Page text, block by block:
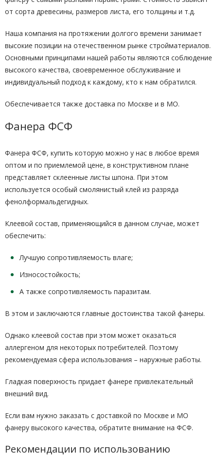
от сорта древесины, размеров листа, его толщины и т.д.
Наша компания на протяжении долгого времени занимает
высокие позиции на отечественном рынке стройматериалов.
Основными принципами нашей работы являются соблюдение
высокого качества, своевременное обслуживание и
индивидуальный подход к каждому, кто к нам обратился.
Обеспечивается также доставка по Москве и в МО.
Фанера ФСФ
Фанера ФСФ, купить которую можно у нас в любое время
оптом и по приемлемой цене, в конструктивном плане
представляет склеенные листы шпона. При этом
используется особый смолянистый клей из разряда
фенолформальдегидных.
Клеевой состав, применяющийся в данном случае, может
обеспечить:
Лучшую сопротивляемость влаге;
Износостойкость;
А также сопротивляемость паразитам.
В этом и заключаются главные достоинства такой фанеры.
Однако клеевой состав при этом может оказаться
аллергеном для некоторых потребителей. Поэтому
рекомендуемая сфера использования – наружные работы.
Гладкая поверхность придает фанере привлекательный
внешний вид.
Если вам нужно заказать с доставкой по Москве и МО
фанеру высокого качества, обратите внимание на ФСФ.
Рекомендации по использованию